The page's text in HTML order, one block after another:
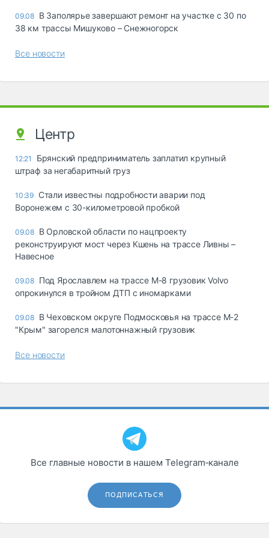
09.08 В Заполярье завершают ремонт на участке с 30 по
38 км трассы Мишуково – Снежногорск
Все новости
Центр
12:21
Брянский предприниматель заплатил крупный
штраф за негабаритный груз
10:39 Стали известны подробности аварии под
Воронежем с 30-километровой пробкой
09.08 В Орловской области по нацпроекту
реконструируют мост через Кшень на трассе Ливны –
Навесное
09.08 Под Ярославлем на трассе М-8 грузовик Volvo
опрокинулся в тройном ДТП с иномарками
09.08 В Чеховском округе Подмосковья на трассе М-2
"Крым" загорелся малотоннажный грузовик
Все новости
Все главные новости в нашем Telegram‑канале
ПОДПИСАТЬСЯ